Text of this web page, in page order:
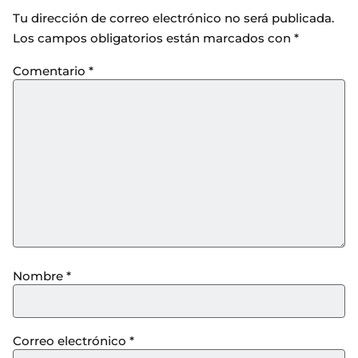
Tu dirección de correo electrónico no será publicada.
Los campos obligatorios están marcados con *
Comentario *
Nombre *
Correo electrónico *